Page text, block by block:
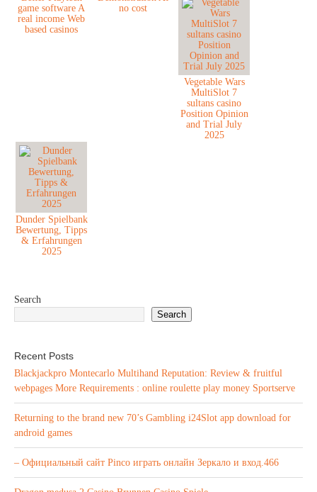
game software A
real income Web
based casinos
no cost
Vegetable Wars
MultiSlot 7
sultans casino
Position Opinion
and Trial July
2025
Dunder Spielbank
Bewertung, Tipps
& Erfahrungen
2025
Search
Search
Recent Posts
Blackjackpro Montecarlo Multihand Reputation: Review & fruitful
webpages More Requirements : online roulette play money Sportserve
Returning to the brand new 70’s Gambling i24Slot app download for
android games
– Официальный сайт Pinco играть онлайн Зеркало и вход.466